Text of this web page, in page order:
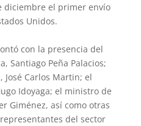
diciembre el primer envío
Unidos.
con la presencia del
Santiago Peña Palacios;
José Carlos Martin; el
Idoyaga; el ministro de
Giménez, así como otras
del sector